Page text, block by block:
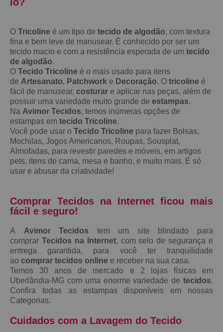
O Tricoline é um tipo de tecido de algodão, com textura
fina e bem leve de manusear. É conhecido por ser um
tecido macio e com a resistência esperada de um tecido
de algodão.
O Tecido Tricoline é o mais usado para itens
de Artesanato, Patchwork e Decoração. O tricoline é
fácil de manusear, costurar e aplicar nas peças, além de
possuir uma variedade muito grande de estampas.
Na Avimor Tecidos, temos inúmeras opções de
estampas em tecido Tricoline.
Você pode usar o Tecido Tricoline para fazer Bolsas,
Mochilas, Jogos Americanos, Roupas, Sousplat,
Almofadas, para revestir paredes e móveis, em artigos
pets, itens de cama, mesa e banho, e muito mais. É só
usar e abusar da criatividade!
Comprar Tecidos na Internet ficou mais
fácil e seguro!
A Avimor Tecidos tem um site blindado para
comprar Tecidos na Internet, com selo de segurança e
entrega garantida, para você ter tranquilidade
ao comprar tecidos online e receber na sua casa.
Temos 30 anos de mercado e 2 lojas físicas em
Uberlândia-MG com uma enorme variedade de tecidos.
Confira todas as estampas disponíveis em nossas
Categorias.
Cuidados com a Lavagem do Tecido